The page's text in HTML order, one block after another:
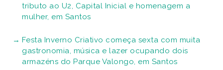
tributo ao U2, Capital Inicial e homenagem a
mulher, em Santos
Festa Inverno Criativo começa sexta com muita
gastronomia, música e lazer ocupando dois
armazéns do Parque Valongo, em Santos